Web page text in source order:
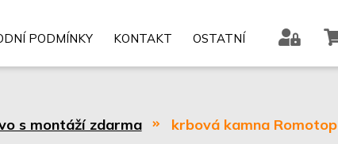
PODMÍNKY KONTAKT OSTATNÍ
s montáží zdarma krbová kamna Romotop